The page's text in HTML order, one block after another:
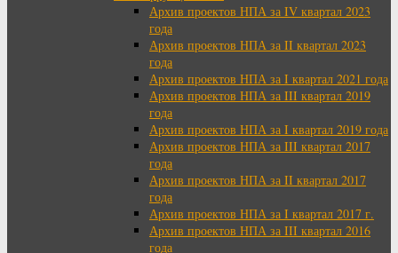
Архив проектов НПА за IV квартал 2023
года
Архив проектов НПА за II квартал 2023
года
Архив проектов НПА за I квартал 2021 года
Архив проектов НПА за III квартал 2019
года
Архив проектов НПА за I квартал 2019 года
Архив проектов НПА за III квартал 2017
года
Архив проектов НПА за II квартал 2017
года
Архив проектов НПА за I квартал 2017 г.
Архив проектов НПА за III квартал 2016
года